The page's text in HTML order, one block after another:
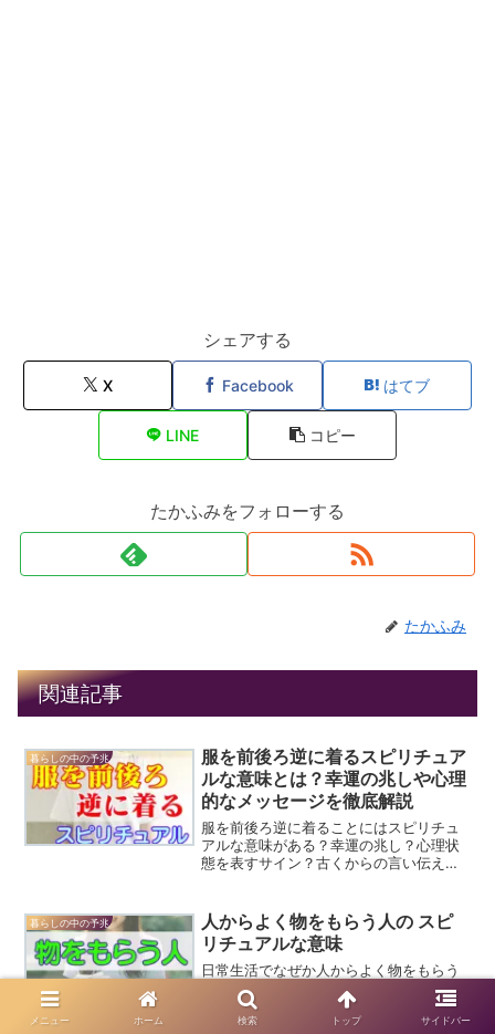
シェアする
X Facebook はてブ
LINE コピー
たかふみをフォローする
たかふみ
関連記事
暮らしの中の予兆
服を前後ろ逆に着るスピリチュア
ルな意味とは？幸運の兆しや心理
的なメッセージを徹底解説
服を前後ろ逆に着ることにはスピリチュ
アルな意味がある？幸運の兆し？心理状
態を表すサイン？古くからの言い伝え
たな視点をお伝えします。
暮らしの中の予兆
人からよく物をもらう人の スピ
リチュアルな意味
日常生活でなぜか人からよく物をもらう
人っていますよね。小さなプレゼントか
ら、時には高価な物まで。そこにはスピ
リチュアルな意味やメッセージが込めら
メニュー ホーム 検索 トップ サイドバー